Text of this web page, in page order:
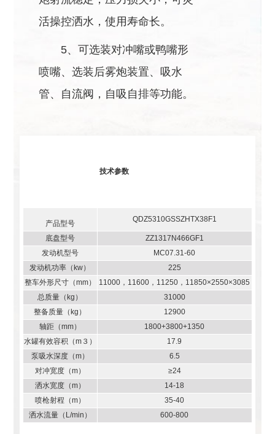
活操控洒水，使用寿命长。
5、可选装对冲嘴或鸭嘴形
喷嘴、选装后雾炮装置、吸水
管、自流阀，自吸自排等功能。
技术参数
产品型号 QDZ5310GSSZHTX38F1
底盘型号
ZZ1317N466GF1
发动机型号
MC07.31-60
发动机功率（kw）
225
整车外形尺寸（mm）
11000，11600，11250，11850×2550×3085
总质量（kg）
31000
整备质量（kg）
12900
轴距（mm）
1800+3800+1350
水罐有效容积（m３）
17.9
泵吸水深度（m）
6.5
对冲宽度（m）
≥24
洒水宽度（m）
14-18
喷枪射程（m）
35-40
洒水流量（L/min）
600-800